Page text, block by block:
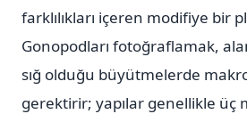
farklılıkları içeren modifiye bir
Gonopodları fotoğraflamak,
sığ olduğu büyütmelerde
gerektirir; yapılar genellikle üç